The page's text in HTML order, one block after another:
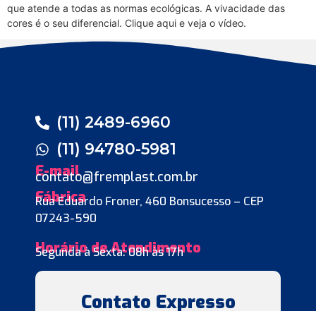
que atende a todas as normas ecológicas. A vivacidade das
cores é o seu diferencial. Clique aqui e veja o vídeo.
(11) 2489-6960
(11) 94780-5981
E-mail
contato@fremplast.com.br
Fábrica
Rua Eduardo Froner, 460 Bonsucesso – CEP
07243-590
Horário de Atendimento
Segunda à Sexta: 08h às 17h
Contato Expresso